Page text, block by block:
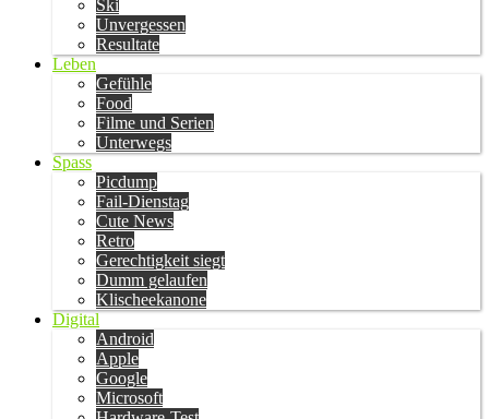
Ski
Unvergessen
Resultate
Leben
Gefühle
Food
Filme und Serien
Unterwegs
Spass
Picdump
Fail-Dienstag
Cute News
Retro
Gerechtigkeit siegt
Dumm gelaufen
Klischeekanone
Digital
Android
Apple
Google
Microsoft